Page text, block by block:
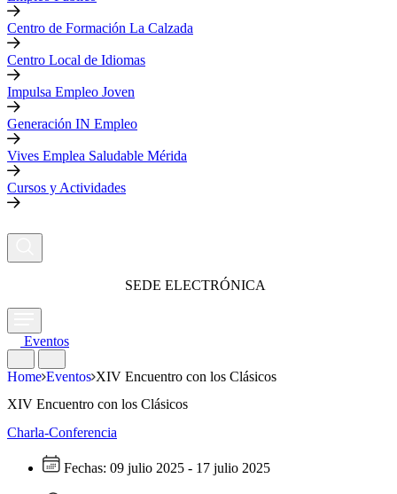
Centro de Formación La Calzada
Centro Local de Idiomas
Impulsa Empleo Joven
Generación IN Empleo
Vives Emplea Saludable Mérida
Cursos y Actividades
SEDE ELECTRÓNICA
Eventos
Home Eventos XIV Encuentro con los Clásicos
XIV Encuentro con los Clásicos
Charla-Conferencia
Fechas: 09 julio 2025 - 17 julio 2025